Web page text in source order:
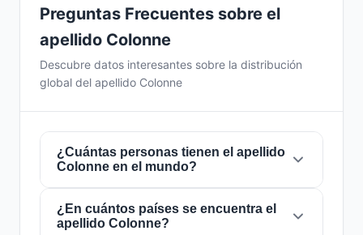
Preguntas Frecuentes sobre el
apellido Colonne
Descubre datos interesantes sobre la distribución
global del apellido Colonne
¿Cuántas personas tienen el apellido
Colonne en el mundo?
Actualmente hay aproximadamente2.180
personascon el apellido
¿En cuántos países se encuentra el
apellido Colonne?